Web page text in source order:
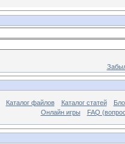
Каталог файлов Каталог статей
Онлайн игры
FAQ